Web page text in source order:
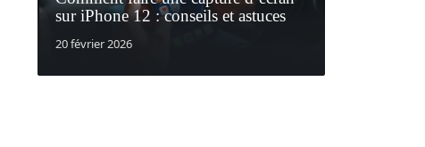
sur iPhone 12 : conseils et astuces
20 février 2026